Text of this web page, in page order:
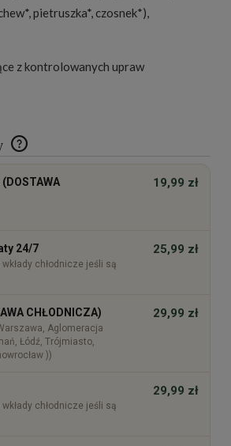
pietruszka*, czosnek*),
z kontrolowanych upraw
kosztów płatności
19,99 zł
24/7
chłodnicze jeśli są
25,99 zł
CHŁODNICZA)
Aglomeracja
Łódź, Trójmiasto,
))
29,99 zł
chłodnicze jeśli są
29,99 zł